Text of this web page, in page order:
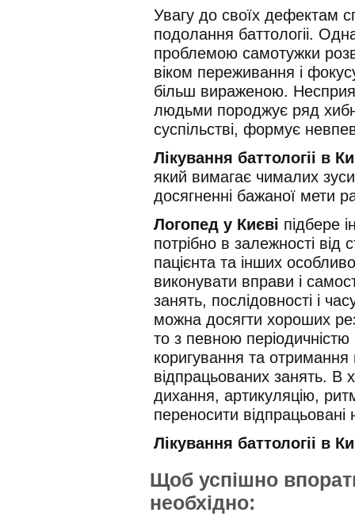
Увагу до своїх дефектам
подолання баттологіі.
проблемою самотужки
віком переживання і
більш вираженою.
людьми породжує ряд
суспільстві, формує
Лікування баттологіі в
який вимагає чималих
досягненні бажаної мети
Логопед у Києві підбере
потрібно в залежності від
пацієнта та інших
виконувати вправи і
занять, послідовності і
можна досягти хороших
то з певною
коригування та
відпрацьованих занять. В
дихання, артикуляцію,
переносити
Лікування баттологіі в
Щоб успішно
необхідно: